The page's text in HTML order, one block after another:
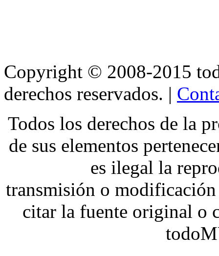
Copyright © 2008-2015
derechos reservados. |
Todos los derechos de la
de sus elementos
es ilegal la
transmisión o
citar la fuente original o